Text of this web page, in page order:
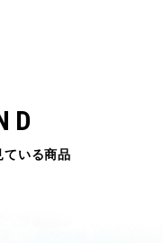
ている商品